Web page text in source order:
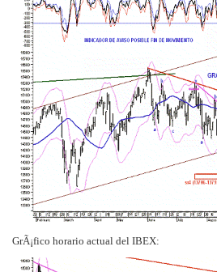
GrÃ¡fico horario actual del IBEX: